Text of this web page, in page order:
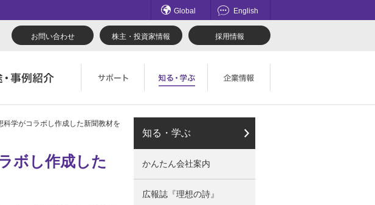
Global English
お問い合わせ 株主・投資家情報 採用情報
導入事例
素材ダウンロード
製品についてのお問い合わせ一覧
消耗品情報
『理想の詩』 理想科学のものづくり
要 マネジメント
学がコラボし作成した新聞教材を
ボし作成した
知る・学ぶ
かんたん会社案内
広報誌『理想の詩』